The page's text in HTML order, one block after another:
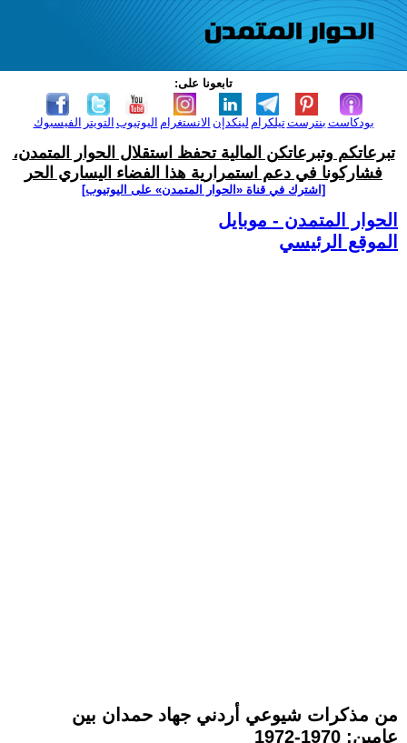
تابعونا على:
الفيسبوك التويتر اليوتيوب الانستغرام لينكدإن تيلكرامبنترست بودكاست
تبرعاتكم وتبرعاتكن المالية تحفظ استقلال الحوار المتمدن،
فشاركونا في دعم استمرارية هذا الفضاء اليساري الحر
[اشترك في قناة ‫«الحوار المتمدن» على اليوتيوب]
الحوار المتمدن - موبايل
الموقع الرئيسي
من مذكرات شيوعي أردني جهاد حمدان بين
عامين: 1970-1972